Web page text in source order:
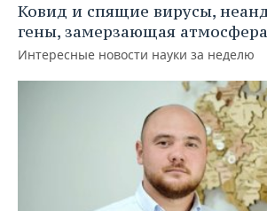
Ковид и спящие вирусы,
гены, замерзающая
Интересные новости науки за неделю